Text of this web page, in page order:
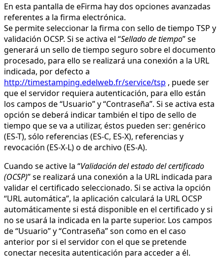
En esta pantalla de eFirma hay dos opciones avanzadas
referentes a la firma electrónica.
Se permite seleccionar la firma con sello de tiempo TSP y
validación OCSP. Si se activa el “Sellado de tiempo” se
generará un sello de tiempo seguro sobre el documento
procesado, para ello se realizará una conexión a la URL
indicada, por defecto a
http://timestamping.edelweb.fr/service/tsp , puede ser
que el servidor requiera autenticación, para ello están
los campos de “Usuario” y “Contraseña”. Si se activa esta
opción se deberá indicar también el tipo de sello de
tiempo que se va a utilizar, éstos pueden ser: genérico
(ES-T), sólo referencias (ES-C, ES-X), referencias y
revocación (ES-X-L) o de archivo (ES-A).
Cuando se active la “Validación del estado del certificado
(OCSP)” se realizará una conexión a la URL indicada para
validar el certificado seleccionado. Si se activa la opción
“URL automática”, la aplicación calculará la URL OCSP
automáticamente si está disponible en el certificado y si
no se usará la indicada en la parte superior. Los campos
de “Usuario” y “Contraseña” son como en el caso
anterior por si el servidor con el que se pretende
conectar necesita autenticación para acceder a él.